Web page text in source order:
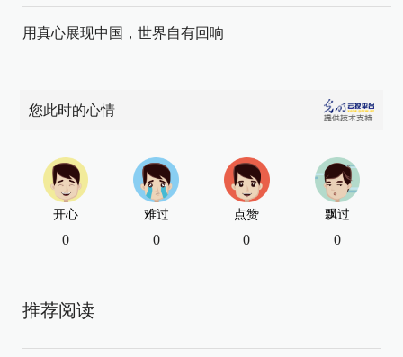
用真心展现中国，世界自有回响
您此时的心情
开心
0
难过
0
点赞
0
飘过
0
推荐阅读